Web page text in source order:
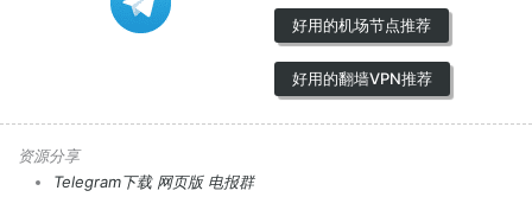
好用的机场节点推荐
好用的翻墙VPN推荐
资源分享
Telegram下载 网页版 电报群